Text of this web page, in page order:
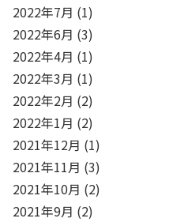
2022年7月 (1)
2022年6月 (3)
2022年4月 (1)
2022年3月 (1)
2022年2月 (2)
2022年1月 (2)
2021年12月 (1)
2021年11月 (3)
2021年10月 (2)
2021年9月 (2)